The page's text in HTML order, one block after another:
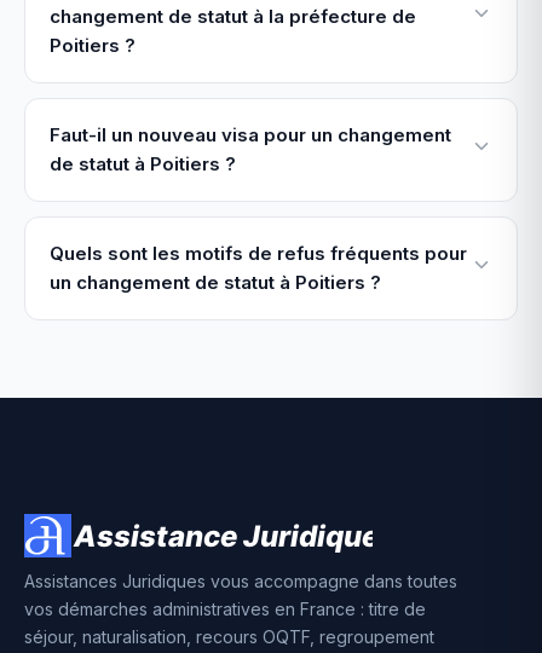
changement de statut à la préfecture de
Poitiers ?
Faut-il un nouveau visa pour un changement
de statut à Poitiers ?
Quels sont les motifs de refus fréquents pour
un changement de statut à Poitiers ?
Assistances Juridiques vous accompagne dans toutes
vos démarches administratives en France : titre de
séjour, naturalisation, recours OQTF, regroupement